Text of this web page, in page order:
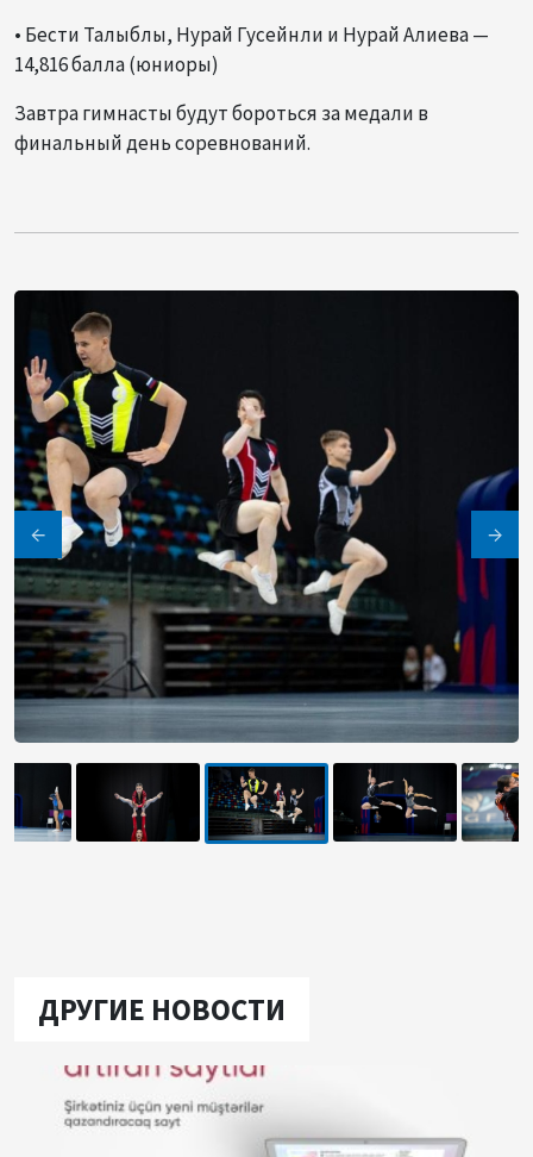
• Бести Талыблы, Нурай Гусейнли и Нурай Алиева —
14,816 балла (юниоры)
Завтра гимнасты будут бороться за медали в
финальный день соревнований.
ДРУГИЕ НОВОСТИ